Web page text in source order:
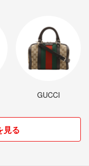
GUCCI
見る